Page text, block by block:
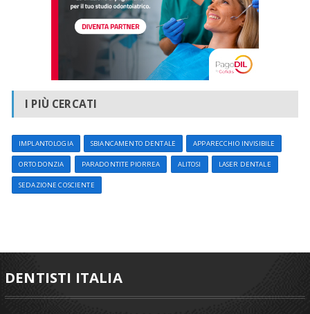
I PIÙ CERCATI
IMPLANTOLOGIA SBIANCAMENTO DENTALE APPARECCHIO INVISIBILE
ORTODONZIA PARADONTITE PIORREA ALITOSI LASER DENTALE
SEDAZIONE COSCIENTE
DENTISTI ITALIA